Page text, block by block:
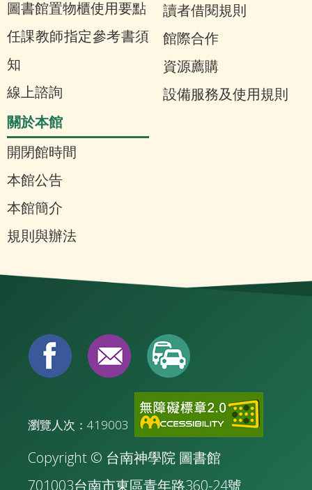
圖書館置物櫃使用要點
任課教師指定參考書須
知
線上諮詢
讀者借閱規則
館際合作
資源薦購
設備服務及使用規則
關於本館
開閉館時間
本館公告
本館簡介
規則與辦法
瀏覽人次：419003
Copyright © 台南神學院 圖書館
701003台南市東區青年路360-24號